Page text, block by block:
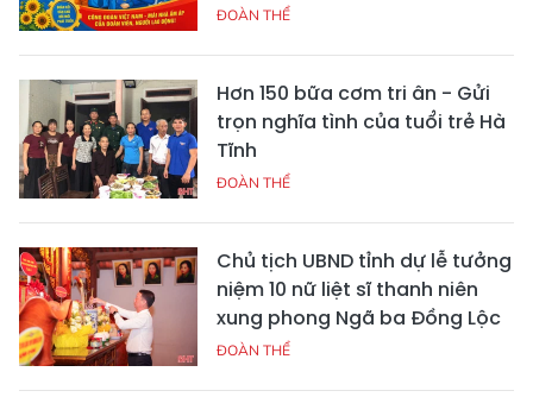
ĐOÀN THỂ
Hơn 150 bữa cơm tri ân - Gửi
trọn nghĩa tình của tuổi trẻ Hà
Tĩnh
ĐOÀN THỂ
Chủ tịch UBND tỉnh dự lễ tưởng
niệm 10 nữ liệt sĩ thanh niên
xung phong Ngã ba Đồng Lộc
ĐOÀN THỂ